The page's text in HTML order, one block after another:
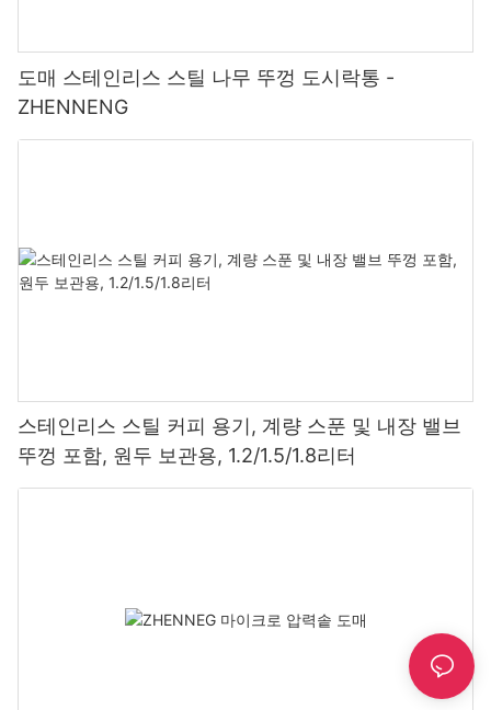
도매 스테인리스 스틸 나무 뚜껑 도시락통 -
ZHENNENG
스테인리스 스틸 커피 용기, 계량 스푼 및 내장 밸브
뚜껑 포함, 원두 보관용, 1.2/1.5/1.8리터